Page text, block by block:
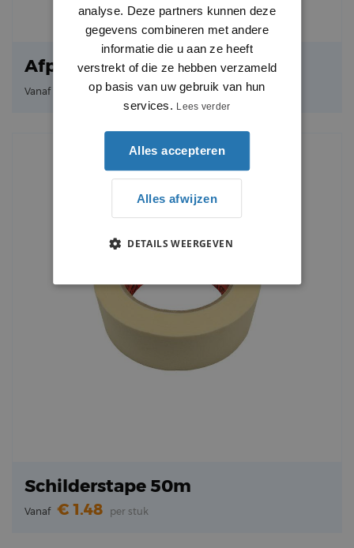
Afplakpapier 50m
Vanaf 3.22 per stuk
Schilderstape 50m
Vanaf 1.48 per stuk
analyse. Deze partners kunnen deze
gegevens combineren met andere
informatie die u aan ze heeft
verstrekt of die ze hebben verzameld
op basis van uw gebruik van hun
services. Lees verder
Alles accepteren
Alles afwijzen
DETAILS WEERGEVEN